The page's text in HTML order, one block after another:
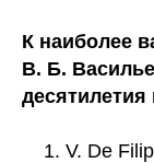
К наиболее
В. Б.
V. De